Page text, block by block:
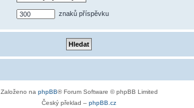
znaků příspěvku
Založeno na phpBB® Forum Software © phpBB Limited
Český překlad – phpBB.cz